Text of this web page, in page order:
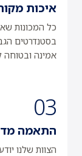
איכות
כל המכונות
בסטנדרטים
אמינה
03
התאמה
הצוות שלנו